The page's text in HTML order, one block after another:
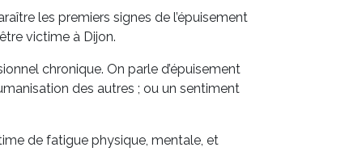
les premiers signes de l’épuisement
victime à Dijon.
chronique. On parle d’épuisement
des autres ; ou un sentiment
de fatigue physique, mentale, et